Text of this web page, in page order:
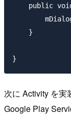
public
    }
次に Activity を実
Google Play